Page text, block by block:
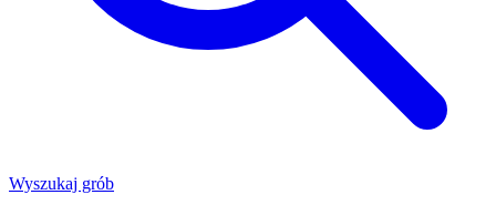
Wyszukaj grób